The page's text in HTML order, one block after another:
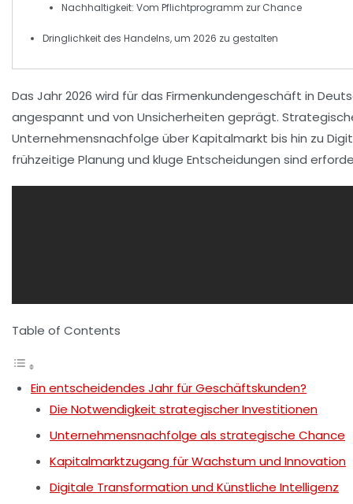
Nachhaltigkeit: Vom Pflichtprogramm zur Chance
Dringlichkeit des Handelns, um 2026 zu gestalten
Das Jahr2026 wird für das Firmenkundengeschäft in
angespannt und von Unsicherheiten geprägt.
Unternehmensnachfolge überKapitalmarkt bis hin zu
frühzeitige Planung und kluge Entscheidungen sind
Table of Contents
Ein entscheidendes Jahr für Geschäftskunden?
Die Notwendigkeit strategischer Investitionen
Unternehmensnachfolge als strategische Chance
Kapitalmarktzugang für Wachstum und Innovation
Digitale Transformation und Künstliche Intelligenz